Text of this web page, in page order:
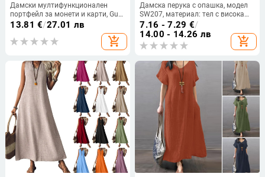
Дамски мултифункционален
портфейл за монети и карти, Gu
Zi, PU кожа, геометричен модел,
13.81 €/27.01 лв
add_shopping_cart
Дамска перука с опашка, модел
SW207, материал: тел с висока
температура, обработка:
механизъм, без перм или
боядисване
7.16 - 7.29 €/
14.00 - 14.26 лв
add_shopping_cart